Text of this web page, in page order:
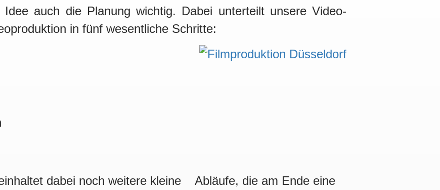
auch die Planung wichtig. Dabei unterteilt unsere Video-
in fünf wesentliche Schritte:
dabei noch weitere kleine Abläufe, die am Ende eine